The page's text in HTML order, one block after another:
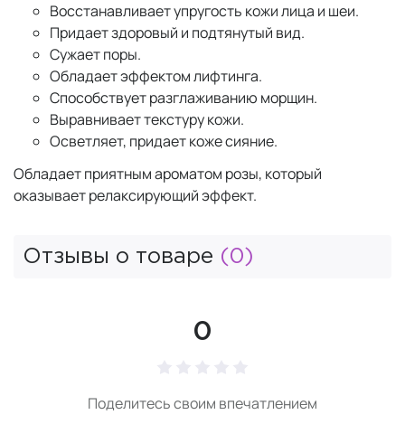
Восстанавливает упругость кожи лица и шеи.
Придает здоровый и подтянутый вид.
Сужает поры.
Обладает эффектом лифтинга.
Способствует разглаживанию морщин.
Выравнивает текстуру кожи.
Осветляет, придает коже сияние.
Обладает приятным ароматом розы, который
оказывает релаксирующий эффект.
Отзывы о товаре (0)
0
Поделитесь своим впечатлением